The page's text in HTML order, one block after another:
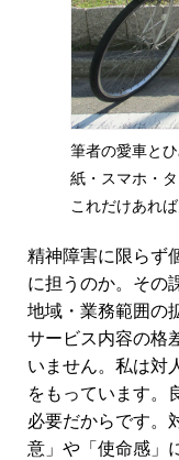
筆者の愛車と
紙・スマホ・
これだけあれ
精神障害に限らず
に担うのか。その
地域・業務範囲の
サービス内容の格
いません。私は対
をもっています。
必要だからです。
意」や「使命感」